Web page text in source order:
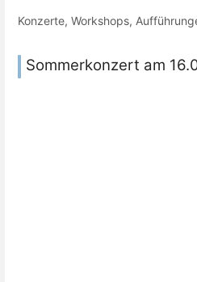
Konzerte, Workshops,
Sommerkonzert am